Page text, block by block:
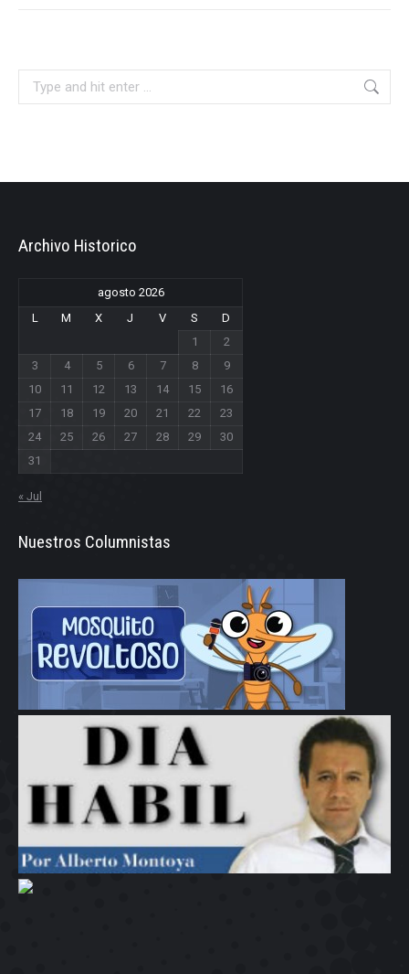
Archivo Historico
agosto 2026
L
M X J V S
D
1
2
3
4 5 6 7 8
9
10
11 12 13 14 15
16
17
18 19 20 21 22
23
24
25 26 27 28 29
30
31
« Jul
Nuestros Columnistas